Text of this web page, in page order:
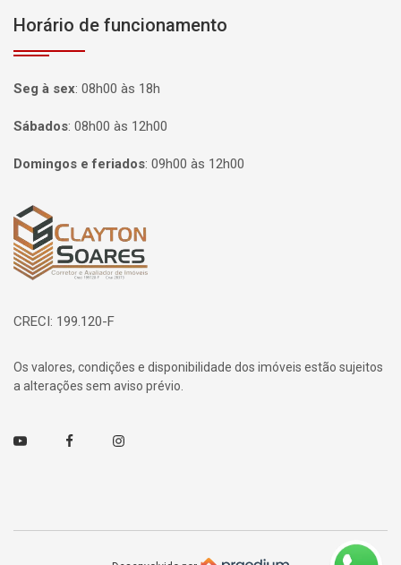
Horário de funcionamento
Seg à sex: 08h00 às 18h
Sábados: 08h00 às 12h00
Domingos e feriados: 09h00 às 12h00
Página inicial
CRECI: 199.120-F
Os valores, condições e disponibilidade dos imóveis estão sujeitos
a alterações sem aviso prévio.
Youtube FacebookInstagram